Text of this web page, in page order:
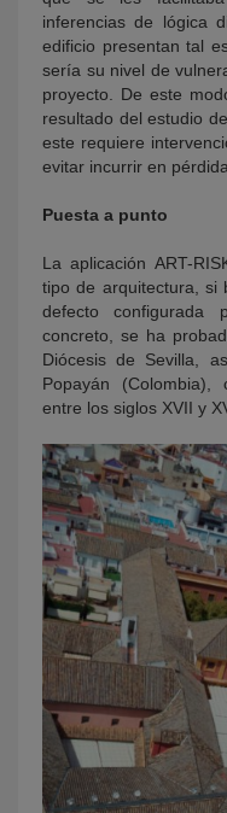
inferencias de lógica
edificio presentan tal
sería su nivel de
proyecto. De este
resultado del estudio
este requiere
evitar incurrir en
Puesta a punto
La aplicación ART-
tipo de arquitectura, si
defecto
concreto, se ha
Diócesis de Sevilla,
Popayán (Colombia),
entre los siglos XVII y